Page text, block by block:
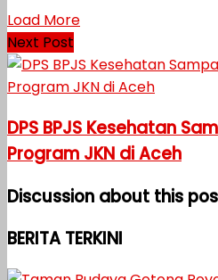
Load More
Next Post
DPS BPJS Kesehatan
Program JKN di Aceh
Discussion about this
BERITA TERKINI